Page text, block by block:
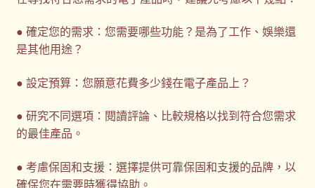
● 確定您的需求：您需要哪些功能？是為了工作、娛樂還
是其他用途？
● 設定預算：您願意花費多少錢在電子產品上？
● 研究不同選項：閱讀評論、比較規格以找到符合您需求
的最佳產品。
● 考慮保固和支援：選擇提供可靠保固和支援的品牌，以
確保您在需要時獲得協助。